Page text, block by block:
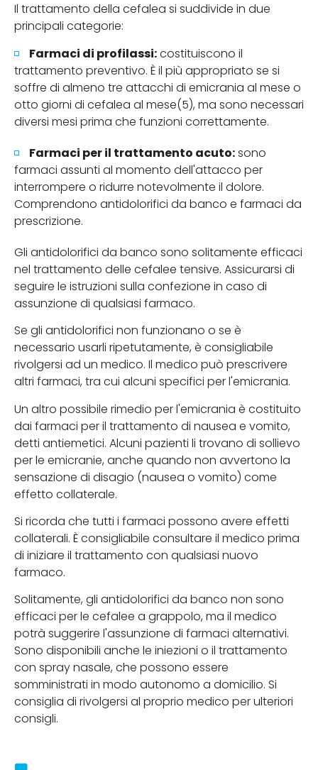
Il trattamento della cefalea si suddivide in due
principali categorie:
Farmaci di profilassi:costituiscono il
trattamento preventivo. È il più appropriato se si
soffre di almeno tre attacchi di emicrania al mese o
otto giorni di cefalea al mese(5), ma sono necessari
diversi mesi prima che funzioni correttamente.
Farmaci per il trattamento acuto:sono
farmaci assunti al momento dell'attacco per
interrompere o ridurre notevolmente il dolore.
Comprendono antidolorifici da banco e farmaci da
prescrizione.
Gli antidolorifici da banco sono solitamente efficaci
nel trattamento delle cefalee tensive. Assicurarsi di
seguire le istruzioni sulla confezione in caso di
assunzione di qualsiasi farmaco.
Se gli antidolorifici non funzionano o se è
necessario usarli ripetutamente, è consigliabile
rivolgersi ad un medico. Il medico può prescrivere
altri farmaci, tra cui alcuni specifici per l'emicrania.
Un altro possibile rimedio per l'emicrania è costituito
dai farmaci per il trattamento di nausea e vomito,
detti antiemetici. Alcuni pazienti li trovano di sollievo
per le emicranie, anche quando non avvertono la
sensazione di disagio (nausea o vomito) come
effetto collaterale.
Si ricorda che tutti i farmaci possono avere effetti
collaterali. È consigliabile consultare il medico prima
di iniziare il trattamento con qualsiasi nuovo
farmaco.
Solitamente, gli antidolorifici da banco non sono
efficaci per le cefalee a grappolo, ma il medico
potrà suggerire l'assunzione di farmaci alternativi.
Sono disponibili anche le iniezioni o il trattamento
con spray nasale, che possono essere
somministrati in modo autonomo a domicilio. Si
consiglia di rivolgersi al proprio medico per ulteriori
consigli.